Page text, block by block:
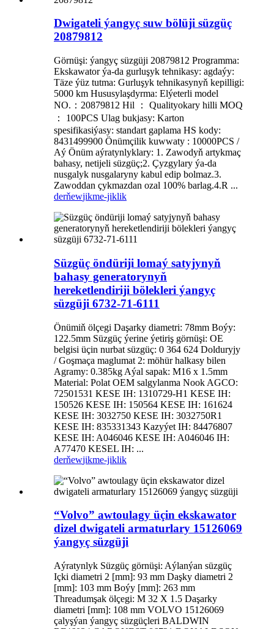
Dwigateli ýangyç suw bölüji süzgüç
20879812
Görnüşi: ýangyç süzgüji 20879812 Programma:
Ekskawator ýa-da gurluşyk tehnikasy: agdaýy:
Täze ýüz tutma: Gurluşyk tehnikasynyň kepilligi:
5000 km Hususylaşdyrma: Elýeterli model
NO.：20879812 Hil ： Qualityokary hilli MOQ
： 100PCS Ulag bukjasy: Karton
spesifikasiýasy: standart gaplama HS kody:
8431499900 Önümçilik kuwwaty : 10000PCS /
Aý Önüm aýratynlyklary: 1. Zawodyň artykmaç
bahasy, netijeli süzgüç;2. Çyzgylary ýa-da
nusgalyk nusgalaryny kabul edip bolmaz.3.
Zawoddan çykmazdan ozal 100% barlag.4.R ...
derňewjikme-jiklik
Süzgüç öndüriji lomaý satyjynyň
bahasy generatorynyň
hereketlendiriji bölekleri ýangyç
süzgüji 6732-71-6111
Önümiň ölçegi Daşarky diametri: 78mm Boýy:
122.5mm Süzgüç ýerine ýetiriş görnüşi: OE
belgisi üçin nurbat süzgüç: 0 364 624 Dolduryjy
/ Goşmaça maglumat 2: möhür halkasy bilen
Agramy: 0.385kg Aýal sapak: M16 x 1.5mm
Material: Polat OEM salgylanma Nook AGCO:
72501531 KESE IH: 1310729-H1 KESE IH:
150526 KESE IH: 150564 KESE IH: 161624
KESE IH: 3032750 KESE IH: 3032750R1
KESE IH: 835331343 Kazyýet IH: 84476807
KESE IH: A046046 KESE IH: A046046 IH:
A77470 KESEL IH: ...
derňewjikme-jiklik
“Volvo” awtoulagy üçin ekskawator
dizel dwigateli armaturlary 15126069
ýangyç süzgüji
Aýratynlyk Süzgüç görnüşi: Aýlanýan süzgüç
Içki diametri 2 [mm]: 93 mm Daşky diametri 2
[mm]: 103 mm Boýy [mm]: 263 mm
Threadumşak ölçegi: M 32 X 1.5 Daşarky
diametri [mm]: 108 mm VOLVO 15126069
çalyşýan ýangyç süzgüçleri BALDWIN